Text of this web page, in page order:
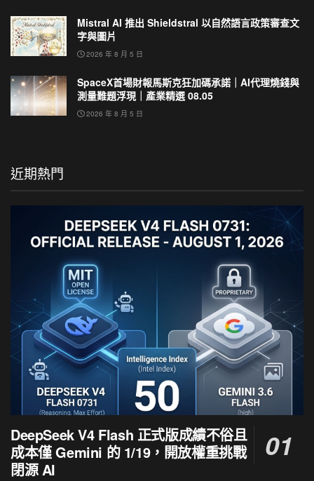
Mistral AI 推出 Shieldstral 以自然語言政策審查文
字與圖片
2026 年 8 月 5 日
SpaceX首場財報馬斯克狂加碼承諾｜AI代理燒錢與
測量難題浮現｜產業精選 08.05
2026 年 8 月 5 日
近期熱門
DeepSeek V4 Flash 正式版成績不俗且
成本僅 Gemini 的 1/19，開放權重挑戰
閉源 AI